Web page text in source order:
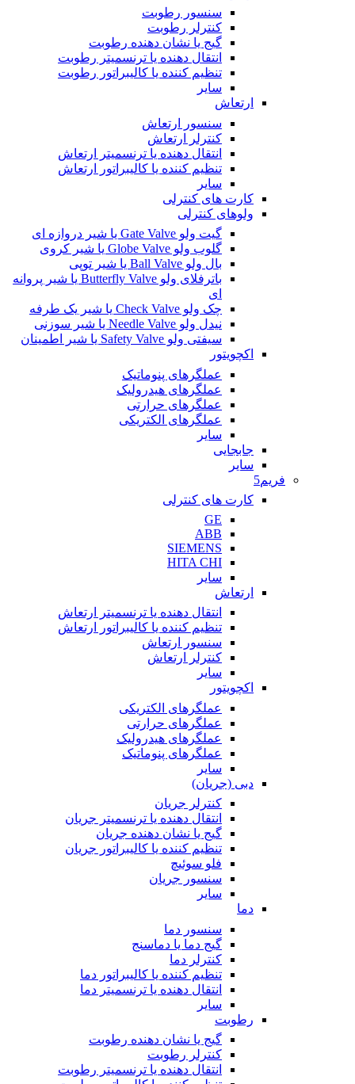
سنسور رطوبت
کنترلر رطوبت
گیج یا نشان دهنده رطوبت
انتقال دهنده یا ترنسمیتر رطوبت
تنظیم کننده یا کالیبراتور رطوبت
سایر
ارتعاش
سنسور ارتعاش
کنترلر ارتعاش
انتقال دهنده یا ترنسمیتر ارتعاش
تنظیم کننده یا کالیبراتور ارتعاش
سایر
کارت های کنترلی
ولوهای کنترلی
گیت ولو Gate Valve یا شیر دروازه ای
گلوب ولو Globe Valve یا شیر کروی
بال ولو Ball Valve یا شیر توپی
باترفلای ولو Butterfly Valve یا شیر پروانه
ای
چک ولو Check Valve یا شیر یک طرفه
نیدل ولو Needle Valve یا شیر سوزنی
سیفتی ولو Safety Valve یا شیر اطمینان
اکچویتور
عملگرهای پنوماتیک
عملگرهای هیدرولیک
عملگرهای حرارتی
عملگرهای الکتریکی
سایر
جابجایی
سایر
فریم5
کارت های کنترلی
GE
ABB
SIEMENS
HITA CHI
سایر
ارتعاش
انتقال دهنده یا ترنسمیتر ارتعاش
تنظیم کننده یا کالیبراتور ارتعاش
سنسور ارتعاش
کنترلر ارتعاش
سایر
اکچویتور
عملگرهای الکتریکی
عملگرهای حرارتی
عملگرهای هیدرولیک
عملگرهای پنوماتیک
سایر
دبی (جریان)
کنترلر جریان
انتقال دهنده یا ترنسمیتر جریان
گیج یا نشان دهنده جریان
تنظیم کننده یا کالیبراتور جریان
فلو سوئیچ
سنسور جریان
سایر
دما
سنسور دما
گیج دما یا دماسنج
کنترلر دما
تنظیم کننده یا کالیبراتور دما
انتقال دهنده یا ترنسمیتر دما
سایر
رطوبت
گیج یا نشان دهنده رطوبت
کنترلر رطوبت
انتقال دهنده یا ترنسمیتر رطوبت